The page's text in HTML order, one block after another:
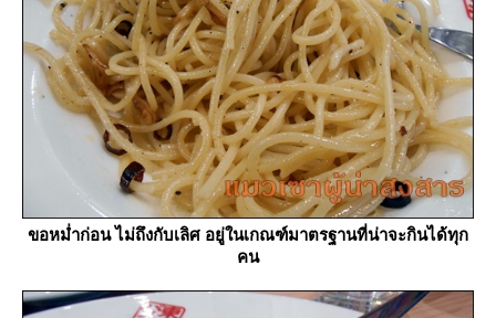
ขอหม่ำก่อน ไม่ถึงกับเลิศ อยู่ในเกณฑ์มาตรฐานที่น่าจะกินได้ทุก
คน